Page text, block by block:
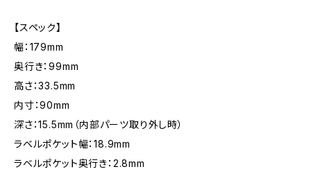
【スペック】
幅：179mm
奥行き：99mm
高さ：33.5mm
内寸：90mm
深さ：15.5mm（内部パーツ取り外し時）
ラベルポケット幅：18.9mm
ラベルポケット奥行き：2.8mm